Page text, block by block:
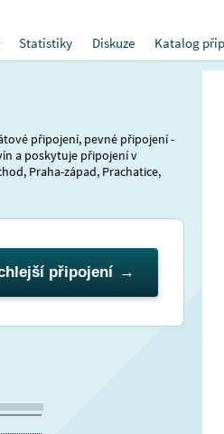
Statistiky Diskuze Katalog
připojení, pevné připojení -
a poskytuje připojení v
Praha-západ, Prachatice,
připojení